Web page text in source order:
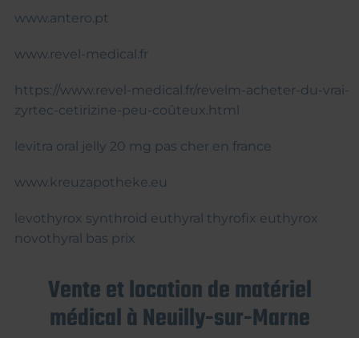
www.antero.pt
www.revel-medical.fr
https://www.revel-medical.fr/revelm-acheter-du-vrai-
zyrtec-cetirizine-peu-coûteux.html
levitra oral jelly 20 mg pas cher en france
www.kreuzapotheke.eu
levothyrox synthroid euthyral thyrofix euthyrox
novothyral bas prix
Vente et location de matériel
médical à Neuilly-sur-Marne